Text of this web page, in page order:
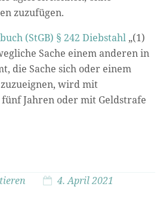
zuzufügen.
(StGB) § 242 Diebstahl „(1)
Sache einem anderen in
die Sache sich oder einem
wird mit
Jahren oder mit Geldstrafe
4. April 2021